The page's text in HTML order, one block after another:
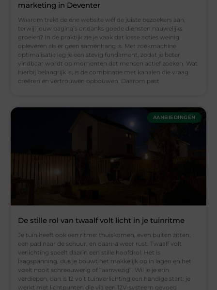
marketing in Deventer
Waarom trekt de ene website wél de juiste bezoekers aan,
terwijl jouw pagina’s ondanks goede diensten nauwelijks
groeien? In de praktijk zie je vaak dat losse acties weinig
opleveren als er geen samenhang is. Met zoekmachine
optimalisatie leg je een stevig fundament, zodat je beter
vindbaar wordt op momenten dat mensen actief zoeken. Wat
hierbij belangrijk is, is de combinatie met kanalen die vraag
creëren en vertrouwen opbouwen. Daarom past
AANBIEDINGEN
De stille rol van twaalf volt licht in je tuinritme
Je tuin heeft ook een ritme: thuiskomen, even buiten zitten,
een pad naar de schuur, en daarna weer rust. Twaalf volt
verlichting speelt daarin een stille hoofdrol. Het is
laagspanning, dus je bouwt het makkelijk op in lagen en het
voelt nooit schreeuwerig of “aanwezig”. Wil je je erin
verdiepen, dan is 12 volt tuinverlichting een handige start: je
werkt met lichtpunten die via een 12V-systeem gevoed